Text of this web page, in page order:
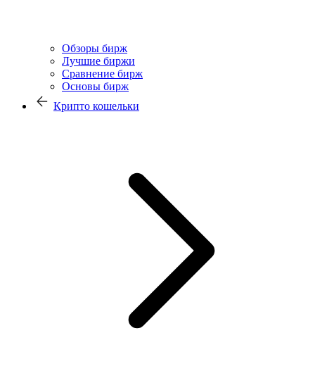
Обзоры бирж
Лучшие биржи
Сравнение бирж
Основы бирж
Крипто кошельки